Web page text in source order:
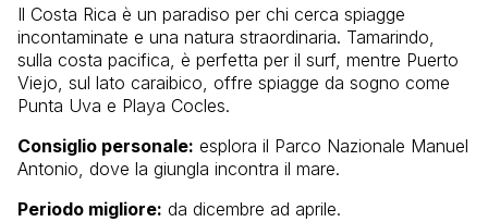
Il Costa Rica è un paradiso per chi cerca spiagge
incontaminate e una natura straordinaria. Tamarindo,
sulla costa pacifica, è perfetta per il surf, mentre Puerto
Viejo, sul lato caraibico, offre spiagge da sogno come
Punta Uva e Playa Cocles.
Consiglio personale: esplora il Parco Nazionale Manuel
Antonio, dove la giungla incontra il mare.
Periodo migliore: da dicembre ad aprile.